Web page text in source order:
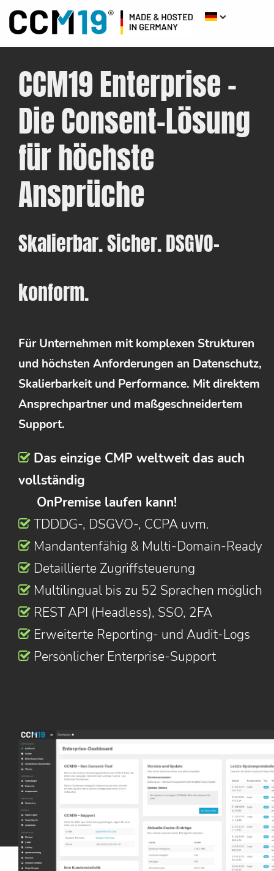
CCM19 Enterprise –
Die Consent-Lösung
für höchste
Ansprüche
Skalierbar. Sicher. DSGVO-
konform.
Für Unternehmen mit komplexen Strukturen
und höchsten Anforderungen an Datenschutz,
Skalierbarkeit und Performance. Mit direktem
Ansprechpartner und maßgeschneidertem
Support.
Das einzige CMP weltweit das auch
vollständig
OnPremise laufen kann!
TDDDG-, DSGVO-, CCPA uvm.
Mandantenfähig & Multi-Domain-Ready
Detaillierte Zugriffsteuerung
Multilingual bis zu 52 Sprachen möglich
REST API (Headless), SSO, 2FA
Erweiterte Reporting- und Audit-Logs
Persönlicher Enterprise-Support